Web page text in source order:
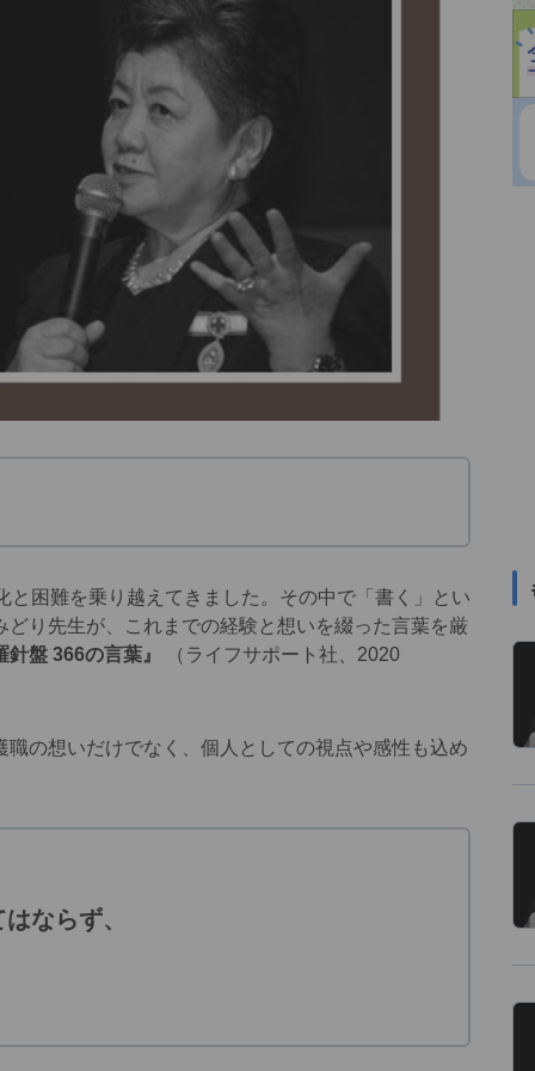
困難を乗り越えてきました。その中で「書く」とい
り先生が、これまでの経験と想いを綴った言葉を厳
盤 366の言葉』
（ライフサポート社、2020
の想いだけでなく、個人としての視点や感性も込め
ならず、